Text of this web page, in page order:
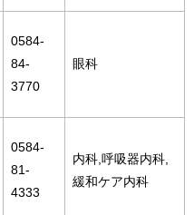
0584-
84-
3770
眼科
0584-
81-
4333
内科,呼吸器内科,
緩和ケア内科